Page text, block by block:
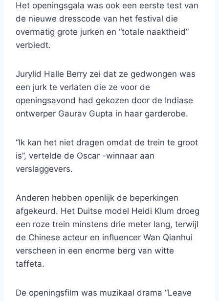
Het openingsgala was ook een eerste test van
de nieuwe dresscode van het festival die
overmatig grote jurken en “totale naaktheid”
verbiedt.
Jurylid Halle Berry zei dat ze gedwongen was
een jurk te verlaten die ze voor de
openingsavond had gekozen door de Indiase
ontwerper Gaurav Gupta in haar garderobe.
“Ik kan het niet dragen omdat de trein te groot
is”, vertelde de Oscar -winnaar aan
verslaggevers.
Anderen hebben openlijk de beperkingen
afgekeurd. Het Duitse model Heidi Klum droeg
een roze trein minstens drie meter lang, terwijl
de Chinese acteur en influencer Wan Qianhui
verscheen in een enorme berg van witte
taffeta.
De openingsfilm was muzikaal drama “Leave